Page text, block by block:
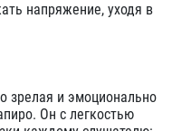
напряжение, уходя в
зрелая и эмоционально
Он с легкостью